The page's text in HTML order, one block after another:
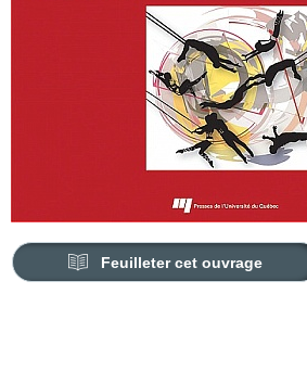
Feuilleter cet ouvrage